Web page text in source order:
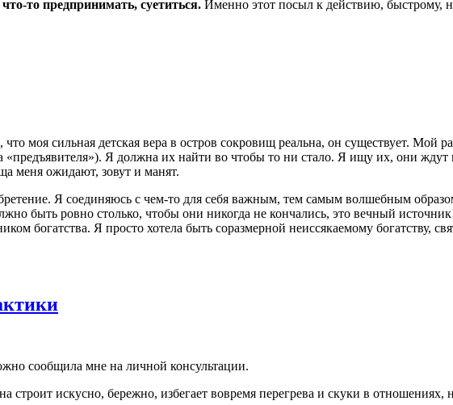
то предпринимать, суетиться. Именно этот посыл к действию, быстрому,
моя сильная детская вера в остров сокровищ реальна, он существует. Мой
Я должна их найти во чтобы то ни стало. Я ищу их, они
меня ожидают, зовут и манят.
Я соединяюсь с чем-то для себя важным, тем самым волшебным
быть ровно столько, чтобы они никогда не кончались, это вечный
богатства. Я просто хотела быть соразмерной неиссякаемому богатству,
сообщила мне на личной консультации.
искусно, бережно, избегает вовремя перегрева и скуки в